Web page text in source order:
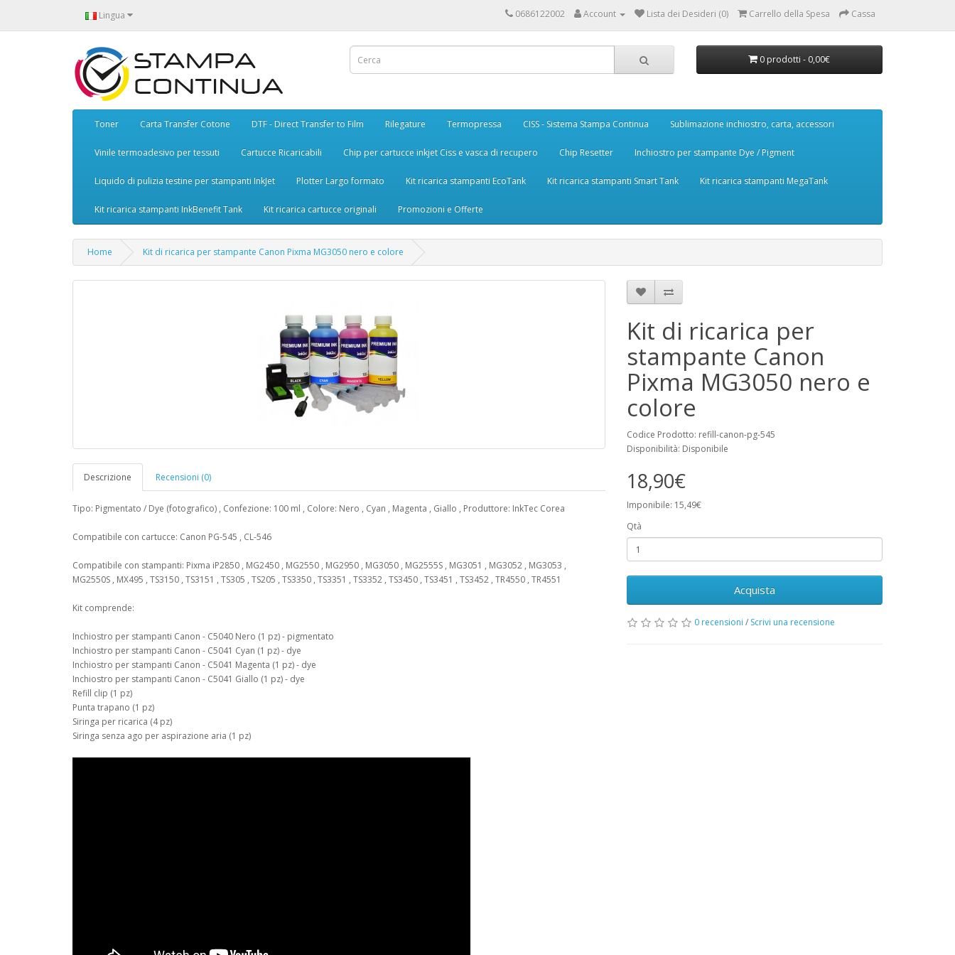
Lingua 0686122002 Account Lista dei Desideri (0) Carrello della Spesa Cassa
0 prodotti - 0,00€
Toner Carta Transfer Cotone DTF - Direct Transfer to Film Rilegature Termopressa CISS - Sistema Stampa Continua Sublimazione inchiostro, carta, accessori
Vinile termoadesivo per tessuti Cartucce Ricaricabili Chip per cartucce inkjet Ciss e vasca di recupero Chip Resetter Inchiostro per stampante Dye / Pigment
Liquido di pulizia testine per stampanti InkJet Plotter Largo formato Kit ricarica stampanti EcoTank Kit ricarica stampanti Smart Tank Kit ricarica stampanti MegaTank
Kit ricarica stampanti InkBenefit Tank Kit ricarica cartucce originali Promozioni e Offerte
Home Kit di ricarica per stampante Canon Pixma MG3050 nero e colore
Descrizione Recensioni (0)
Tipo: Pigmentato / Dye (fotografico) , Confezione: 100 ml , Colore: Nero , Cyan , Magenta , Giallo , Produttore: InkTec Corea
Compatibile con cartucce: Canon PG-545 , CL-546
Compatibile con stampanti: Pixma iP2850 , MG2450 , MG2550 , MG2950 , MG3050 , MG2555S , MG3051 , MG3052 , MG3053 ,
MG2550S , MX495 , TS3150 , TS3151 , TS305 , TS205 , TS3350 , TS3351 , TS3352 , TS3450 , TS3451 , TS3452 , TR4550 , TR4551
Kit comprende:
Inchiostro per stampanti Canon - C5040 Nero (1 pz) - pigmentato
Inchiostro per stampanti Canon - C5041 Cyan (1 pz) - dye
Inchiostro per stampanti Canon - C5041 Magenta (1 pz) - dye
Inchiostro per stampanti Canon - C5041 Giallo (1 pz) - dye
Refill clip (1 pz)
Punta trapano (1 pz)
Siringa per ricarica (4 pz)
Siringa senza ago per aspirazione aria (1 pz)
Kit di ricarica per
stampante Canon
Pixma MG3050 nero e
colore
Codice Prodotto: refill-canon-pg-545
Disponibilità: Disponibile
18,90€
Imponibile: 15,49€
Qtà
Acquista
0 recensioni / Scrivi una recensione